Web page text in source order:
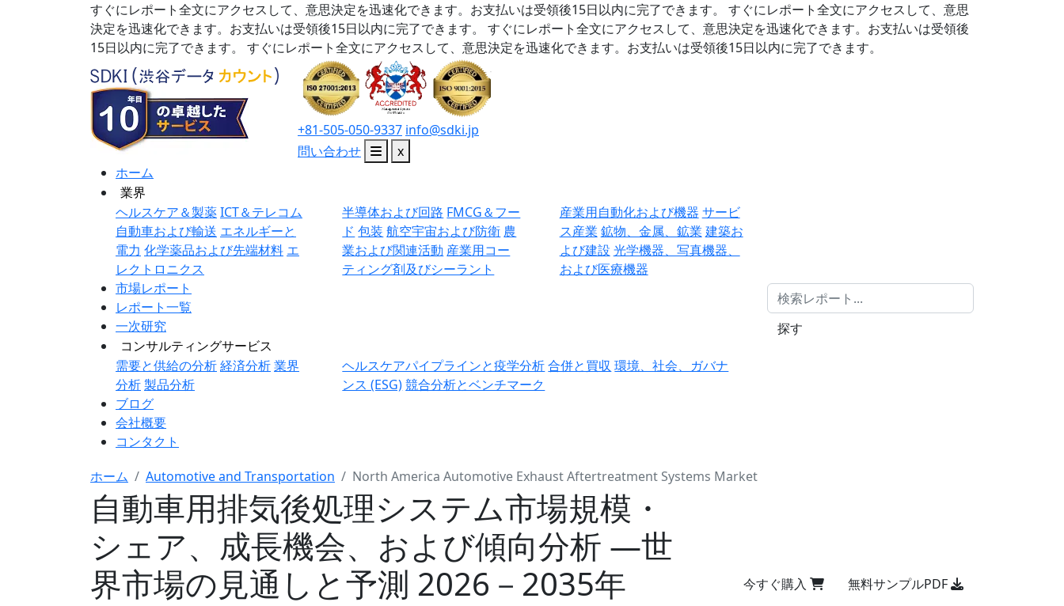
すぐにレポート全文にアクセスして、意思決定を迅速化できます。お支払いは受領後15日以内に完了できます。
すぐにレポート全文にアクセスして、意思
決定を迅速化できます。お支払いは受領後15日以内に完了できます。
すぐにレポート全文にアクセスして、意思決定を迅速化できます。お支払いは受領後
15日以内に完了できます。
すぐにレポート全文にアクセスして、意思決定を迅速化できます。お支払いは受領後15日以内に完了できます。
+81-505-050-9337 info@sdki.jp
問い合わせ
x
ホーム
業界
ヘルスケア＆製薬ICT＆テレコム
自動車および輸送 エネルギーと
電力 化学薬品および先端材料 エ
レクトロニクス
半導体および回路 FMCG＆フー
ド 包装 航空宇宙および防衛 農
業および関連活動 産業用コー
ティング剤及びシーラント
産業用自動化および機器 サービ
ス産業 鉱物、金属、鉱業 建築お
よび建設 光学機器、写真機器、
および医療機器
市場レポート
レポート一覧
一次研究
コンサルティングサービス
需要と供給の分析経済分析業界
分析製品分析
ヘルスケアパイプラインと疫学分析合併と買収 環境、社会、ガバナ
ンス (ESG)競合分析とベンチマーク
ブログ
会社概要
コンタクト
探す
ホーム Automotive and Transportation North America Automotive Exhaust Aftertreatment Systems Market
自動車用排気後処理システム市場規模・
シェア、成長機会、および傾向分析 ―世
界市場の見通しと予測 2026－2035年
今すぐ購入 無料サンプルPDF